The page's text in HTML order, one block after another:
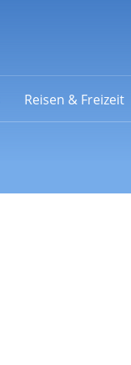
Reisen & Freizeit